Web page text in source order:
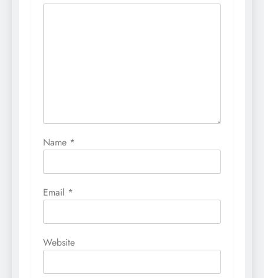
Name *
Email *
Website